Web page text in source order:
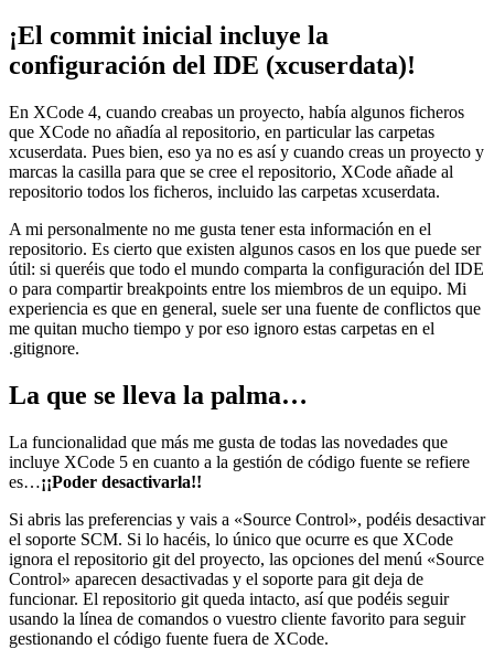
¡El commit inicial incluye la
configuración del IDE (xcuserdata)!
En XCode 4, cuando creabas un proyecto, había algunos ficheros
que XCode no añadía al repositorio, en particular las carpetas
xcuserdata. Pues bien, eso ya no es así y cuando creas un proyecto y
marcas la casilla para que se cree el repositorio, XCode añade al
repositorio todos los ficheros, incluido las carpetas xcuserdata.
A mi personalmente no me gusta tener esta información en el
repositorio. Es cierto que existen algunos casos en los que puede ser
útil: si queréis que todo el mundo comparta la configuración del IDE
o para compartir breakpoints entre los miembros de un equipo. Mi
experiencia es que en general, suele ser una fuente de conflictos que
me quitan mucho tiempo y por eso ignoro estas carpetas en el
.gitignore.
La que se lleva la palma…
La funcionalidad que más me gusta de todas las novedades que
incluye XCode 5 en cuanto a la gestión de código fuente se refiere
es…¡¡Poder desactivarla!!
Si abris las preferencias y vais a «Source Control», podéis desactivar
el soporte SCM. Si lo hacéis, lo único que ocurre es que XCode
ignora el repositorio git del proyecto, las opciones del menú «Source
Control» aparecen desactivadas y el soporte para git deja de
funcionar. El repositorio git queda intacto, así que podéis seguir
usando la línea de comandos o vuestro cliente favorito para seguir
gestionando el código fuente fuera de XCode.